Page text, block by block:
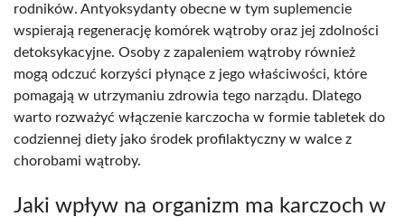
rodników. Antyoksydanty obecne w tym suplemencie
wspierają regenerację komórek wątroby oraz jej zdolności
detoksykacyjne. Osoby z zapaleniem wątroby również
mogą odczuć korzyści płynące z jego właściwości, które
pomagają w utrzymaniu zdrowia tego narządu. Dlatego
warto rozważyć włączenie karczocha w formie tabletek do
codziennej diety jako środek profilaktyczny w walce z
chorobami wątroby.
Jaki wpływ na organizm ma karczoch w